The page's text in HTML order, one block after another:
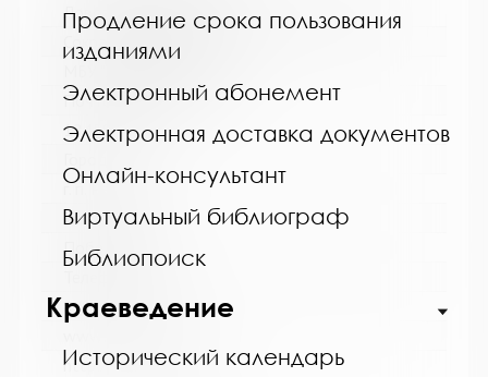
Продление срока пользования
изданиями
Электронный абонемент
Электронная доставка документов
Онлайн-консультант
Виртуальный библиограф
Библиопоиск
Краеведение
Исторический календарь
Ловозерская межпоселенческая библиотека
Сокращенное название:
Почтовый индекс:
184580
г. п. Ревда
Улица, дом:
Победы, 25
8 (81538) 4-35-92
http://revdabiblios.ru/